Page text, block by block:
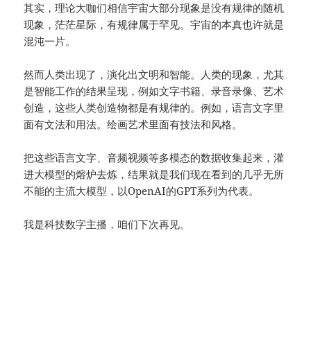
其实，理论大咖们相信宇宙大部分现象是没有规律的随机
现象，茫茫星际，有规律属于罕见。宇宙的本真也许就是
混沌一片。
然而人类出现了，演化出文明和智能。人类的现象，尤其
是智能工作的结果呈现，例如文字书籍、录音录像、艺术
创造，这些人类创造物都是有规律的。例如，语言文字里
面有文法和用法。绘画艺术里面有技法和风格。
把这些语言文字、音频视频等多模态的数据收集起来，灌
进大模型的熔炉去炼，结果就是我们现在看到的几乎无所
不能的主流大模型，以OpenAI的GPT系列为代表。
我是科技数字主播，咱们下次再见。